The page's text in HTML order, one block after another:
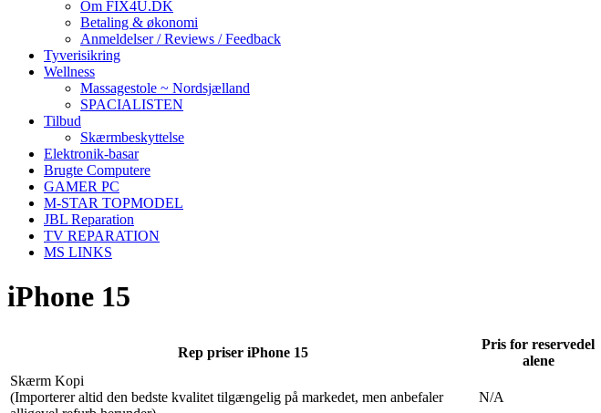
Om FIX4U.DK
Betaling & økonomi
Anmeldelser / Reviews / Feedback
Tyverisikring
Wellness
Massagestole ~ Nordsjælland
SPACIALISTEN
Tilbud
Skærmbeskyttelse
Elektronik-basar
Brugte Computere
GAMER PC
M-STAR TOPMODEL
JBL Reparation
TV REPARATION
MS LINKS
iPhone 15
Rep priser iPhone 15
Pris for reservedel
alene
Skærm Kopi
(Importerer altid den bedste kvalitet tilgængelig på markedet, men anbefaler
N/A